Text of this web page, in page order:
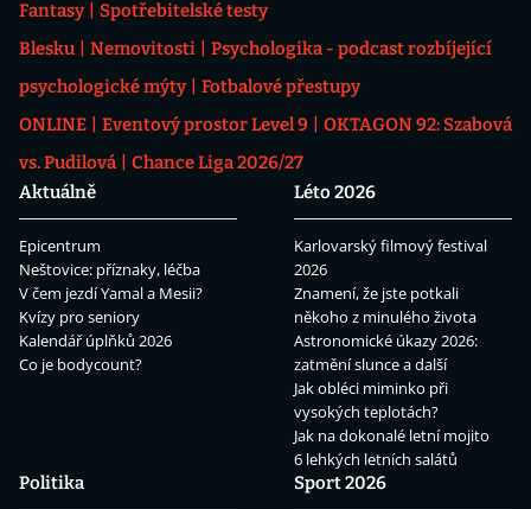
Fantasy
Spotřebitelské testy
Blesku
Nemovitosti
Psychologika - podcast rozbíjející
psychologické mýty
Fotbalové přestupy
ONLINE
Eventový prostor Level 9
OKTAGON 92: Szabová
vs. Pudilová
Chance Liga 2026/27
Aktuálně
Epicentrum
Neštovice: příznaky, léčba
V čem jezdí Yamal a Mesii?
Kvízy pro seniory
Kalendář úplňků 2026
Co je bodycount?
Léto 2026
Karlovarský filmový festival
2026
Znamení, že jste potkali
někoho z minulého života
Astronomické úkazy 2026:
zatmění slunce a další
Jak obléci miminko při
vysokých teplotách?
Jak na dokonalé letní mojito
6 lehkých letních salátů
Politika
Sport 2026